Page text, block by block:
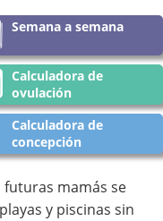
Semana a semana
Calculadora de
ovulación
Calculadora de
concepción
futuras mamás se
y piscinas sin